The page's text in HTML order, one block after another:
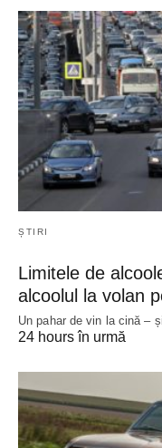
ȘTIRI
Limitele de
alcoolul la volan
Un pahar de vin la cină –
24 hours în urmă